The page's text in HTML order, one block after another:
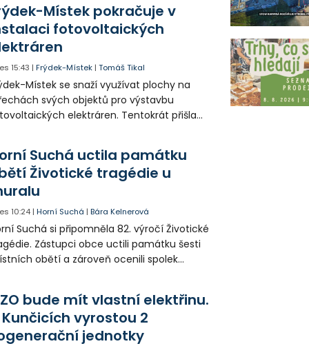
někteří obyvatelé rozhodli sepsat petici.
Místek pokračuje v
fotovoltaických
15:43 |Frýdek-Místek |Tomáš Tikal
Místek se snaží využívat plochy na
svých objektů pro výstavbu
elektráren. Tentokrát přišla
Suchá uctila památku
Životické tragédie u
10:24 |Horní Suchá |Bára Kelnerová
Suchá si připomněla 82. výročí Životické
Zástupci obce uctili památku šesti
obětí a zároveň ocenili spolek
bude mít vlastní elektřinu.
Kunčicích vyrostou 2
jednotky